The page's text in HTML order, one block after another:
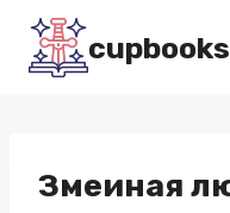
Перейти
содержимому
Змеиная